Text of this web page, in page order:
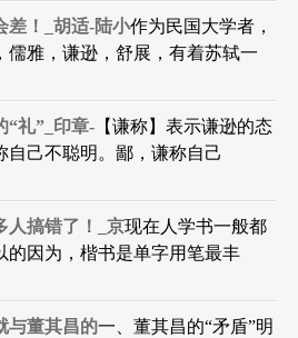
差！_胡适-陆小作为民国大学者，
儒雅，谦逊，舒展，有着苏轼一
“礼”_印章- 【谦称】表示谦逊的态
自己不聪明。鄙，谦称自己
人搞错了！_京现在人学书一般都
的因为，楷书是单字用笔最丰
与董其昌的一、董其昌的“矛盾”明